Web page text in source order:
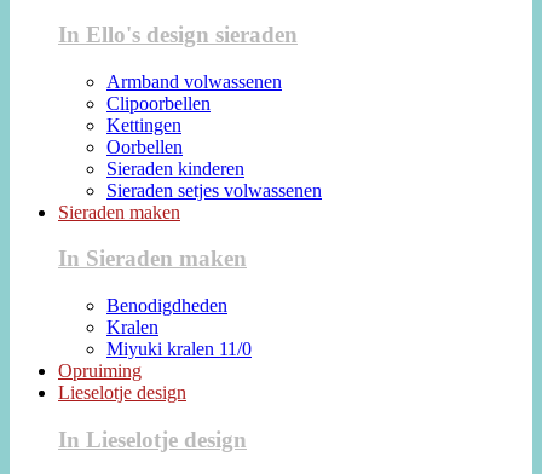
In Ello's design sieraden
Armband volwassenen
Clipoorbellen
Kettingen
Oorbellen
Sieraden kinderen
Sieraden setjes volwassenen
Sieraden maken
In Sieraden maken
Benodigdheden
Kralen
Miyuki kralen 11/0
Opruiming
Lieselotje design
In Lieselotje design